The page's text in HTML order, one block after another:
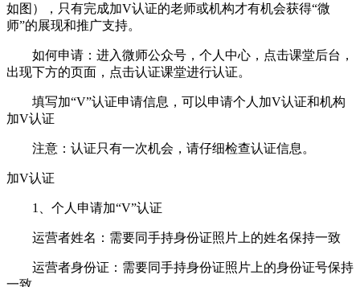
如图），只有完成加V认证的老师或机构才有机会获得“微
师”的展现和推广支持。
如何申请：进入微师公众号，个人中心，点击课堂后台，
出现下方的页面，点击认证课堂进行认证。
填写加“V”认证申请信息，可以申请个人加V认证和机构
加V认证
注意：认证只有一次机会，请仔细检查认证信息。
加V认证
1、个人申请加“V”认证
运营者姓名：需要同手持身份证照片上的姓名保持一致
运营者身份证：需要同手持身份证照片上的身份证号保持
一致